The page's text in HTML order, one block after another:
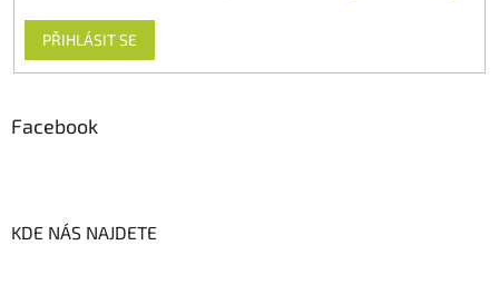
PŘIHLÁSIT SE
Facebook
KDE NÁS NAJDETE